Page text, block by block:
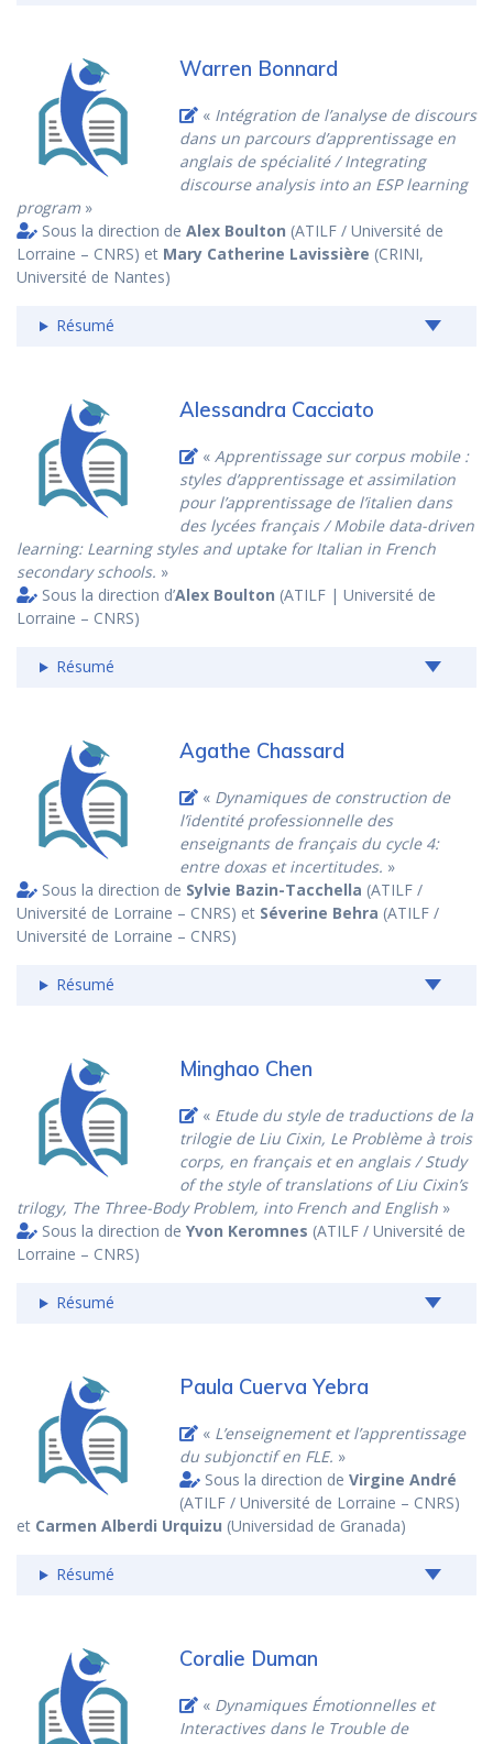
Warren Bonnard
« Intégration de l’analyse de discours
dans un parcours d’apprentissage en
anglais de spécialité / Integrating
discourse analysis into an ESP learning
program »
Sous la direction de Alex Boulton (ATILF / Université de
Lorraine – CNRS) et Mary Catherine Lavissière (CRINI,
Université de Nantes)
Résumé
Alessandra Cacciato
« Apprentissage sur corpus mobile :
styles d’apprentissage et assimilation
pour l’apprentissage de l’italien dans
des lycées français / Mobile data-driven
learning: Learning styles and uptake for Italian in French
secondary schools. »
Sous la direction d’Alex Boulton (ATILF | Université de
Lorraine – CNRS)
Résumé
Agathe Chassard
« Dynamiques de construction de
l’identité professionnelle des
enseignants de français du cycle 4:
entre doxas et incertitudes. »
Sous la direction de Sylvie Bazin-Tacchella (ATILF /
Université de Lorraine – CNRS) et Séverine Behra (ATILF /
Université de Lorraine – CNRS)
Résumé
Minghao Chen
« Etude du style de traductions de la
trilogie de Liu Cixin, Le Problème à trois
corps, en français et en anglais / Study
of the style of translations of Liu Cixin’s
trilogy, The Three-Body Problem, into French and English »
Sous la direction de Yvon Keromnes (ATILF / Université de
Lorraine – CNRS)
Résumé
Paula Cuerva Yebra
« L’enseignement et l’apprentissage
du subjonctif en FLE. »
Sous la direction de Virgine André
(ATILF / Université de Lorraine – CNRS)
et Carmen Alberdi Urquizu (Universidad de Granada)
Résumé
Coralie Duman
« Dynamiques Émotionnelles et
Interactives dans le Trouble de